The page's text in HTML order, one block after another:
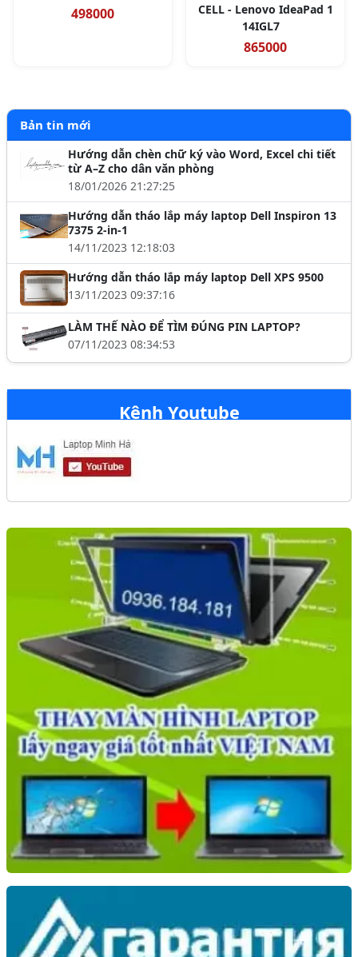
498000
CELL - Lenovo IdeaPad 1
14IGL7
865000
Bản tin mới
Hướng dẫn chèn chữ ký vào Word, Excel chi tiết
từ A–Z cho dân văn phòng
18/01/2026 21:27:25
Hướng dẫn tháo lắp máy laptop Dell Inspiron 13
7375 2-in-1
14/11/2023 12:18:03
Hướng dẫn tháo lắp máy laptop Dell XPS 9500
13/11/2023 09:37:16
LÀM THẾ NÀO ĐỂ TÌM ĐÚNG PIN LAPTOP?
07/11/2023 08:34:53
Kênh Youtube